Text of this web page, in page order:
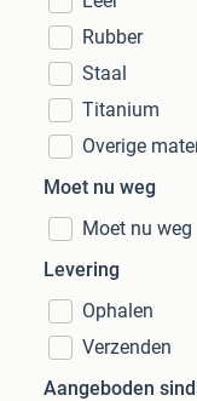
Rubber
Staal
Titanium
Overige
Moet nu weg
Moet nu weg
Levering
Ophalen
Verzenden
Aangeboden